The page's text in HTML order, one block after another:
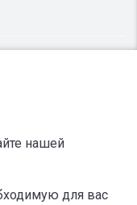
нашей
для вас